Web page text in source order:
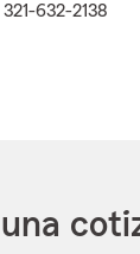
321-632-2138